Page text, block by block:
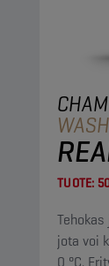
TUOTE:
jota voi
0 °C.